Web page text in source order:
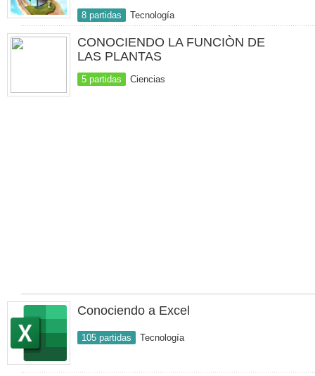
8 partidas Tecnología
CONOCIENDO LA FUNCIÒN DE
LAS PLANTAS
5 partidas Ciencias
Conociendo a Excel
105 partidas Tecnología